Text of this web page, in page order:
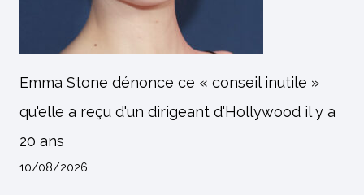
Emma Stone dénonce ce « conseil inutile »
qu'elle a reçu d'un dirigeant d'Hollywood il y a
20 ans
10/08/2026